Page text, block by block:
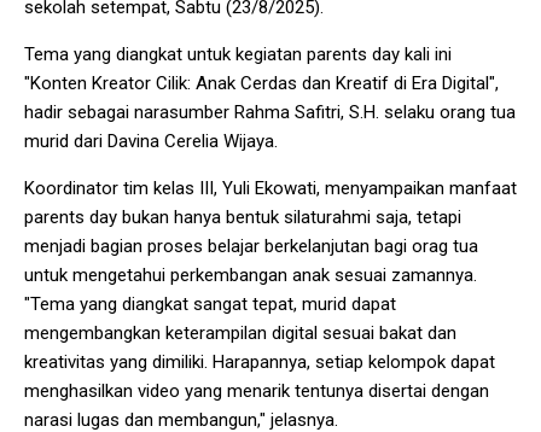
sekolah setempat, Sabtu (23/8/2025).
Tema yang diangkat untuk kegiatan parents day kali ini
"Konten Kreator Cilik: Anak Cerdas dan Kreatif di Era Digital",
hadir sebagai narasumber Rahma Safitri, S.H. selaku orang tua
murid dari Davina Cerelia Wijaya.
Koordinator tim kelas III, Yuli Ekowati, menyampaikan manfaat
parents day bukan hanya bentuk silaturahmi saja, tetapi
menjadi bagian proses belajar berkelanjutan bagi orag tua
untuk mengetahui perkembangan anak sesuai zamannya.
"Tema yang diangkat sangat tepat, murid dapat
mengembangkan keterampilan digital sesuai bakat dan
kreativitas yang dimiliki. Harapannya, setiap kelompok dapat
menghasilkan video yang menarik tentunya disertai dengan
narasi lugas dan membangun," jelasnya.